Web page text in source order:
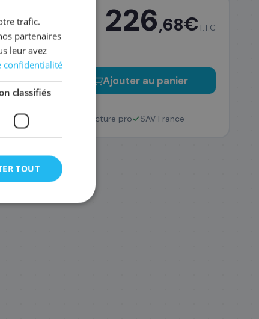
226,68€T.T.C
− + Ajouter au panier
Retour 14 jours Facture pro SAV France
ENGLISH
trafic.
partenaires
leur avez
confidentialité
classifiés
TOUT